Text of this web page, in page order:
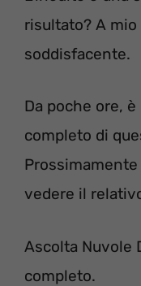
risultato? A
soddisfacente.
Da poche ore,
completo di
vedere il
Ascolta Nuvole
completo.